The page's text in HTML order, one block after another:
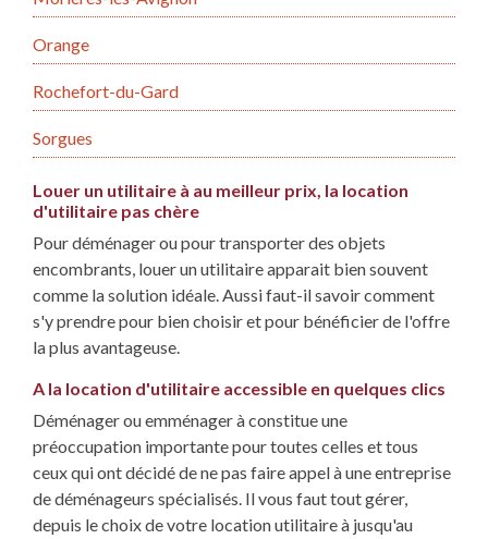
Orange
Rochefort-du-Gard
Sorgues
Louer un utilitaire à au meilleur prix, la location
d'utilitaire pas chère
Pour déménager ou pour transporter des objets
encombrants, louer un utilitaire apparait bien souvent
comme la solution idéale. Aussi faut-il savoir comment
s'y prendre pour bien choisir et pour bénéficier de l'offre
la plus avantageuse.
A la location d'utilitaire accessible en quelques clics
Déménager ou emménager à constitue une
préoccupation importante pour toutes celles et tous
ceux qui ont décidé de ne pas faire appel à une entreprise
de déménageurs spécialisés. Il vous faut tout gérer,
depuis le choix de votre location utilitaire à jusqu'au